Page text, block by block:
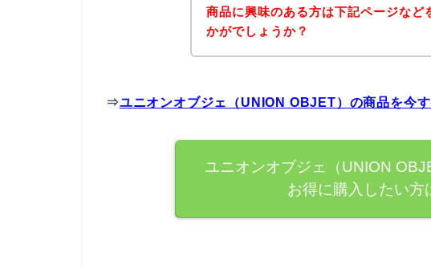
商品に興味のある方は下記ページなど
かがでしょうか？
⇒ユニオンオブジェ（UNION OBJET）の商品を今
ユニオンオブジェ（UNION
お得に購入したい方